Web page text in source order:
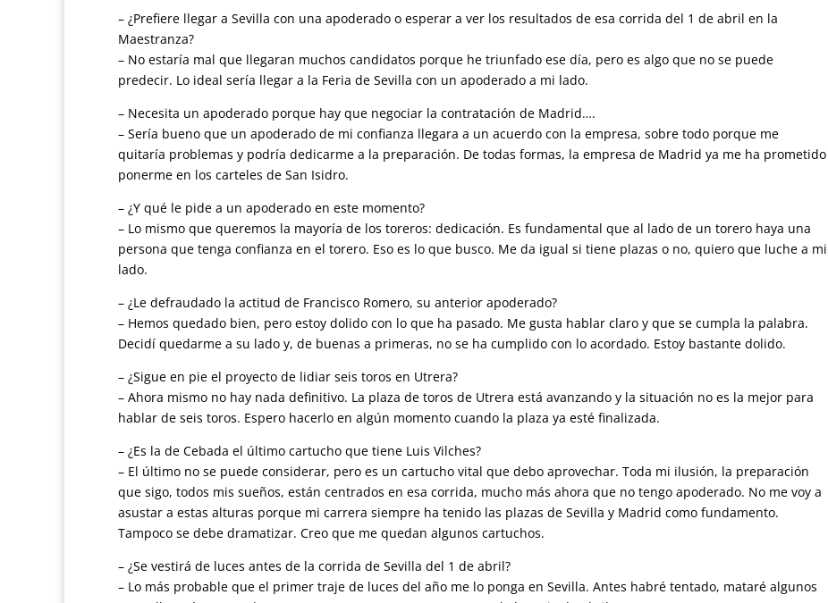
– ¿Prefiere llegar a Sevilla con una apoderado o esperar a ver los resultados de esa corrida del 1 de abril en la
Maestranza?
– No estaría mal que llegaran muchos candidatos porque he triunfado ese día, pero es algo que no se puede
predecir. Lo ideal sería llegar a la Feria de Sevilla con un apoderado a mi lado.
– Necesita un apoderado porque hay que negociar la contratación de Madrid….
– Sería bueno que un apoderado de mi confianza llegara a un acuerdo con la empresa, sobre todo porque me
quitaría problemas y podría dedicarme a la preparación. De todas formas, la empresa de Madrid ya me ha prometido
ponerme en los carteles de San Isidro.
– ¿Y qué le pide a un apoderado en este momento?
– Lo mismo que queremos la mayoría de los toreros: dedicación. Es fundamental que al lado de un torero haya una
persona que tenga confianza en el torero. Eso es lo que busco. Me da igual si tiene plazas o no, quiero que luche a mi
lado.
– ¿Le defraudado la actitud de Francisco Romero, su anterior apoderado?
– Hemos quedado bien, pero estoy dolido con lo que ha pasado. Me gusta hablar claro y que se cumpla la palabra.
Decidí quedarme a su lado y, de buenas a primeras, no se ha cumplido con lo acordado. Estoy bastante dolido.
– ¿Sigue en pie el proyecto de lidiar seis toros en Utrera?
– Ahora mismo no hay nada definitivo. La plaza de toros de Utrera está avanzando y la situación no es la mejor para
hablar de seis toros. Espero hacerlo en algún momento cuando la plaza ya esté finalizada.
– ¿Es la de Cebada el último cartucho que tiene Luis Vilches?
– El último no se puede considerar, pero es un cartucho vital que debo aprovechar. Toda mi ilusión, la preparación
que sigo, todos mis sueños, están centrados en esa corrida, mucho más ahora que no tengo apoderado. No me voy a
asustar a estas alturas porque mi carrera siempre ha tenido las plazas de Sevilla y Madrid como fundamento.
Tampoco se debe dramatizar. Creo que me quedan algunos cartuchos.
– ¿Se vestirá de luces antes de la corrida de Sevilla del 1 de abril?
– Lo más probable que el primer traje de luces del año me lo ponga en Sevilla. Antes habré tentado, mataré algunos